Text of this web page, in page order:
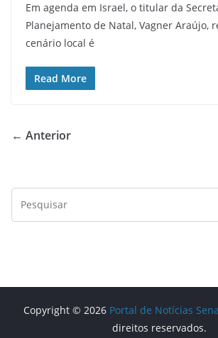
Em agenda em Israel, o titular da
Planejamento de Natal, Vagner Araújo,
cenário local é
Read More
← Anterior
Copyright © 2026 Portal de Notícias
direitos reservados.